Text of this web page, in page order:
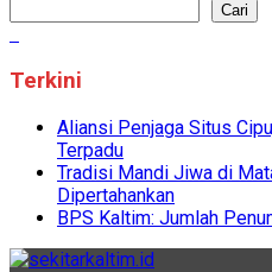
Cari
Terkini
Aliansi Penjaga Situs
Terpadu
Tradisi Mandi Jiwa di
Dipertahankan
BPS Kaltim: Jumlah